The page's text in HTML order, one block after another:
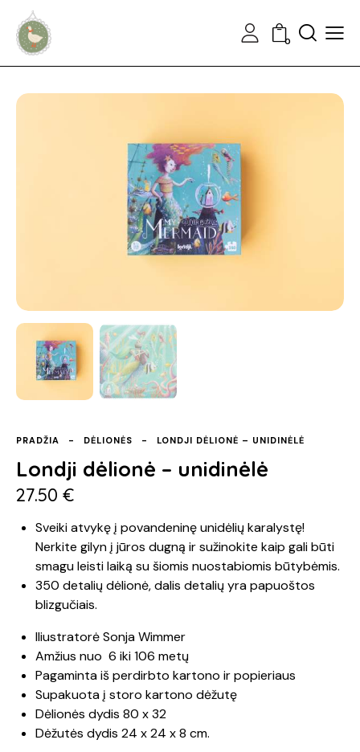
0
Ieškoti
PRADŽIA DĖLIONĖS LONDJI DĖLIONĖ – UNIDINĖLĖ
Londji dėlionė – unidinėlė
27.50 €
Sveiki atvykę į povandeninę unidėlių karalystę!
Nerkite gilyn į jūros dugną ir sužinokite kaip gali būti
smagu leisti laiką su šiomis nuostabiomis būtybėmis.
350 detalių dėlionė, dalis detalių yra papuoštos
blizgučiais.
IliustratorėSonja Wimmer
Amžius nuo 6 iki 106 metų
Pagaminta iš perdirbto kartono ir popieriaus
Supakuota į storo kartono dėžutę
Dėlionės dydis 80 x 32
Dėžutės dydis 24 x 24 x 8 cm.